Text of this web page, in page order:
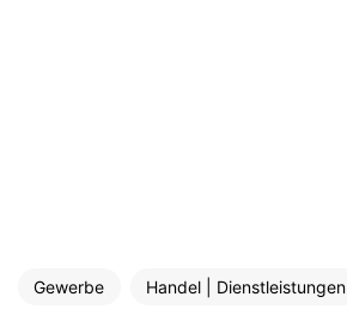
Gewerbe Handel | Dienstleistungen